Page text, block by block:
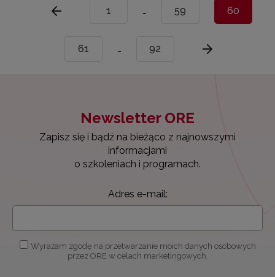
1 … 59 60
61 … 92
Newsletter ORE
Zapisz się i bądź na bieżąco z najnowszymi
informacjami
o szkoleniach i programach.
Adres e-mail:
Wyrażam zgodę na przetwarzanie moich danych osobowych
przez ORE w celach marketingowych.